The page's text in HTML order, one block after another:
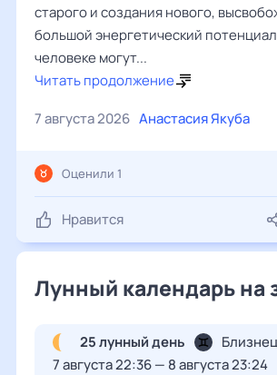
старого и создания нового,
большой энергетический
человеке могут...
Читать продолжение
7 августа 2026 Анастасия Якуба
Нравится
Оценили 1
Лунный календарь на
25 лунный день
7 августа 22:36 — 8 августа 23:24